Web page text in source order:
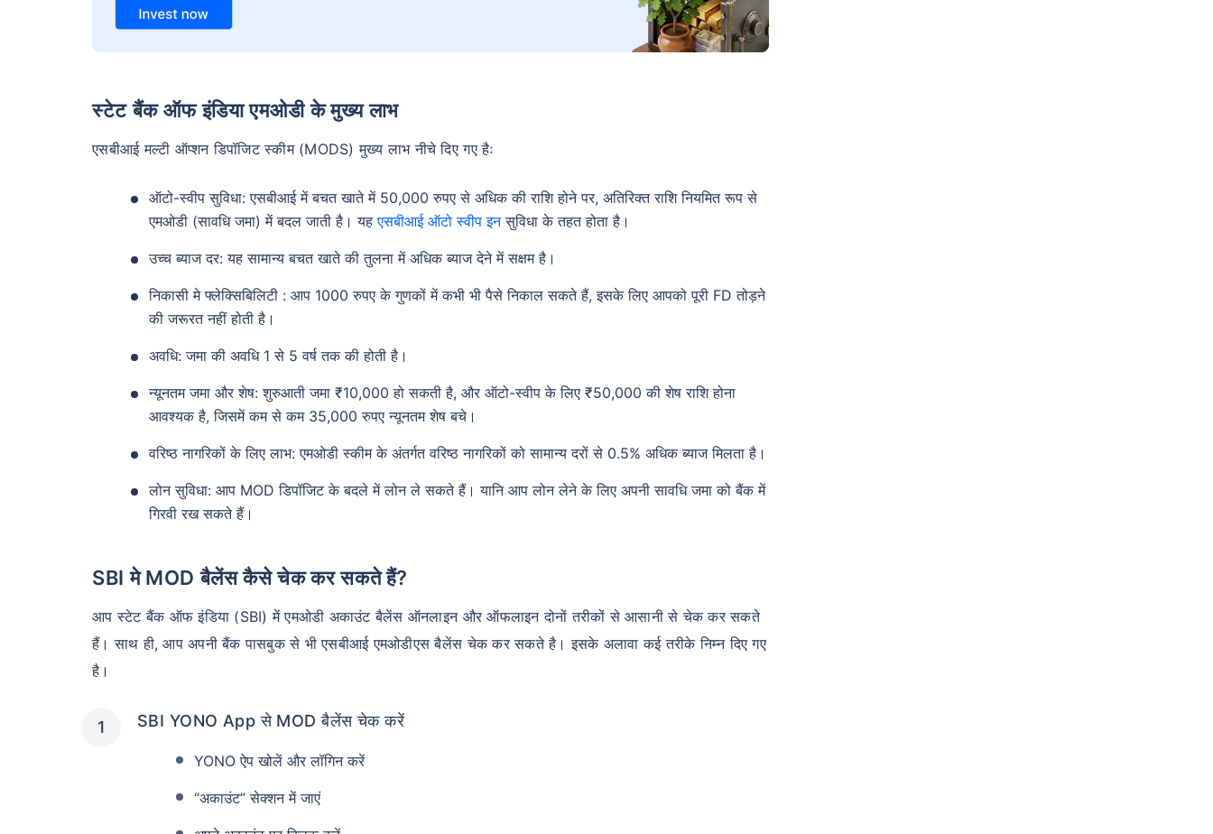
स्टेट बैंक ऑफ इंडिया एमओडी के मुख्य लाभ
एसबीआई मल्टी ऑप्शन डिपॉजिट स्कीम (MODS) मुख्य लाभ नीचे दिए गए हैः
ऑटो-स्वीप सुविधा: एसबीआई में बचत खाते में 50,000 रुपए से अधिक की राशि होने पर, अतिरिक्त राशि नियमित रूप से
एमओडी (सावधि जमा) में बदल जाती है। यहएसबीआई ऑटो स्वीप इनसुविधा के तहत होता है।
उच्च ब्याज दर: यह सामान्य बचत खाते की तुलना में अधिक ब्याज देने में सक्षम है।
निकासी मे फ्लेक्सिबिलिटी : आप 1000 रुपए के गुणकों में कभी भी पैसे निकाल सकते हैं, इसके लिए आपको पूरी FD तोड़ने
की जरूरत नहीं होती है।
अवधि: जमा की अवधि 1 से 5 वर्ष तक की होती है।
न्यूनतम जमा और शेष: शुरुआती जमा ₹10,000 हो सकती है, और ऑटो-स्वीप के लिए ₹50,000 की शेष राशि होना
आवश्यक है, जिसमें कम से कम 35,000 रुपए न्यूनतम शेष बचे।
वरिष्ठ नागरिकों के लिए लाभ: एमओडी स्कीम के अंतर्गत वरिष्ठ नागरिकों को सामान्य दरों से 0.5% अधिक ब्याज मिलता है।
लोन सुविधा: आप MOD डिपॉजिट के बदले में लोन ले सकते हैं। यानि आप लोन लेने के लिए अपनी सावधि जमा को बैंक में
गिरवी रख सकते हैं।
SBI मे MOD बैलेंस कैसे चेक कर सकते हैं?
आप स्टेट बैंक ऑफ इंडिया (SBI) में एमओडी अकाउंट बैलेंस ऑनलाइन और ऑफलाइन दोनों तरीकों से आसानी से चेक कर सकते
हैं। साथ ही, आप अपनी बैंक पासबुक से भी एसबीआई एमओडीएस बैलेंस चेक कर सकते है। इसके अलावा कई तरीके निम्न दिए गए
है।
SBI YONO App से MOD बैलेंस चेक करें
YONO ऐप खोलें और लॉगिन करें
“अकाउंट” सेक्शन में जाएं